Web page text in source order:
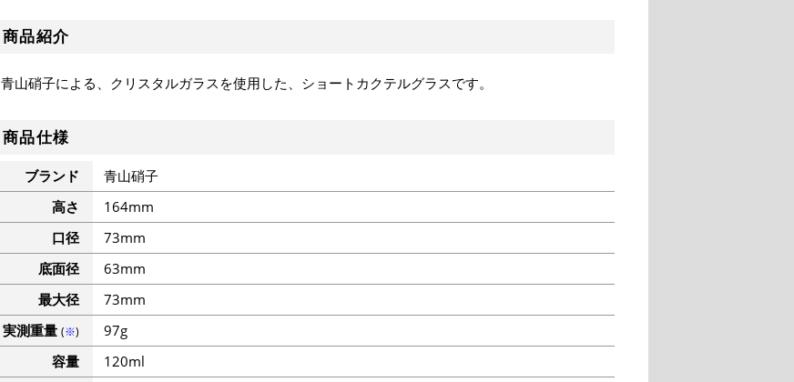
商品紹介
青山硝子による、クリスタルガラスを使用した、ショートカクテルグラスです。
商品仕様
ブランド
青山硝子
高さ
164mm
口径
73mm
底面径
63mm
最大径
73mm
実測重量 (※)
97g
容量
120ml